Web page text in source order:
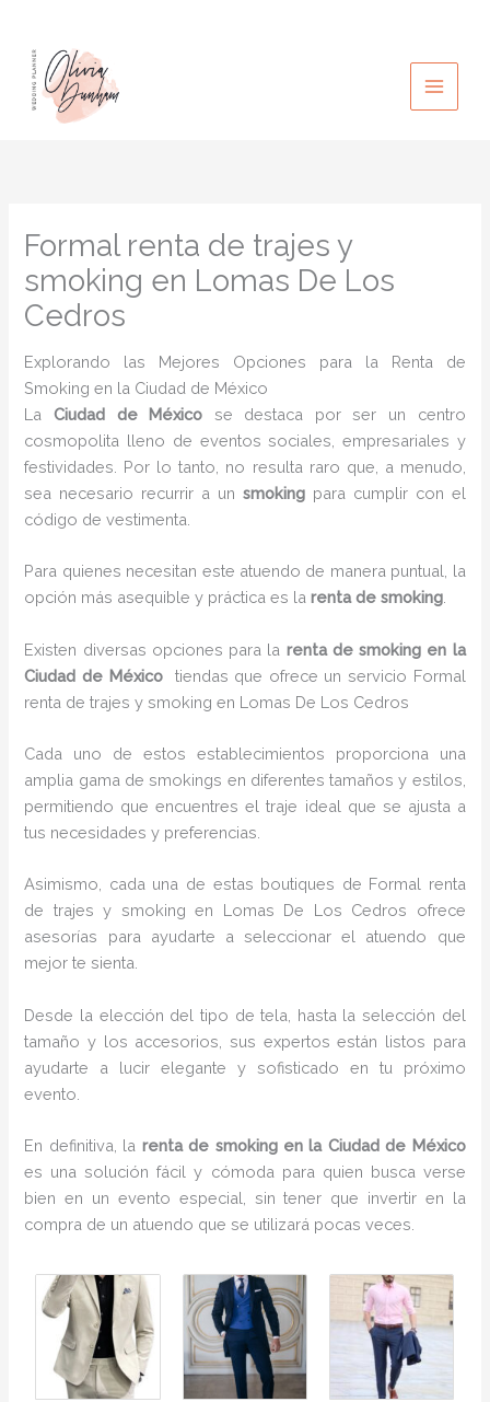
contenido
Formal renta de trajes y
smoking en Lomas De Los
Cedros
Explorando las Mejores Opciones para la Renta de
Smoking en la Ciudad de México
LaCiudad de México se destaca por ser un centro
cosmopolita lleno de eventos sociales, empresariales y
festividades. Por lo tanto, no resulta raro que, a menudo,
sea necesario recurrir a un smokingpara cumplir con el
código de vestimenta.
Para quienes necesitan este atuendo de manera puntual, la
opción más asequible y práctica es larenta de smoking
Existen diversas opciones para la renta de smoking en la
Ciudad de México
tiendas que ofrece un servicio Formal
renta de trajes y smoking en Lomas De Los Cedros
Cada uno de estos establecimientos proporciona una
amplia gama de smokings en diferentes tamaños y estilos,
permitiendo que encuentres el traje ideal que se ajusta a
tus necesidades y preferencias.
Asimismo, cada una de estas boutiques de Formal renta
de trajes y smoking en Lomas De Los Cedros ofrece
asesorías para ayudarte a seleccionar el atuendo que
mejor te sienta.
Desde la elección del tipo de tela, hasta la selección del
tamaño y los accesorios, sus expertos están listos para
ayudarte a lucir elegante y sofisticado en tu próximo
evento.
En definitiva, la renta de smoking en la Ciudad de México
es una solución fácil y cómoda para quien busca verse
bien en un evento especial, sin tener que invertir en la
compra de un atuendo que se utilizará pocas veces.